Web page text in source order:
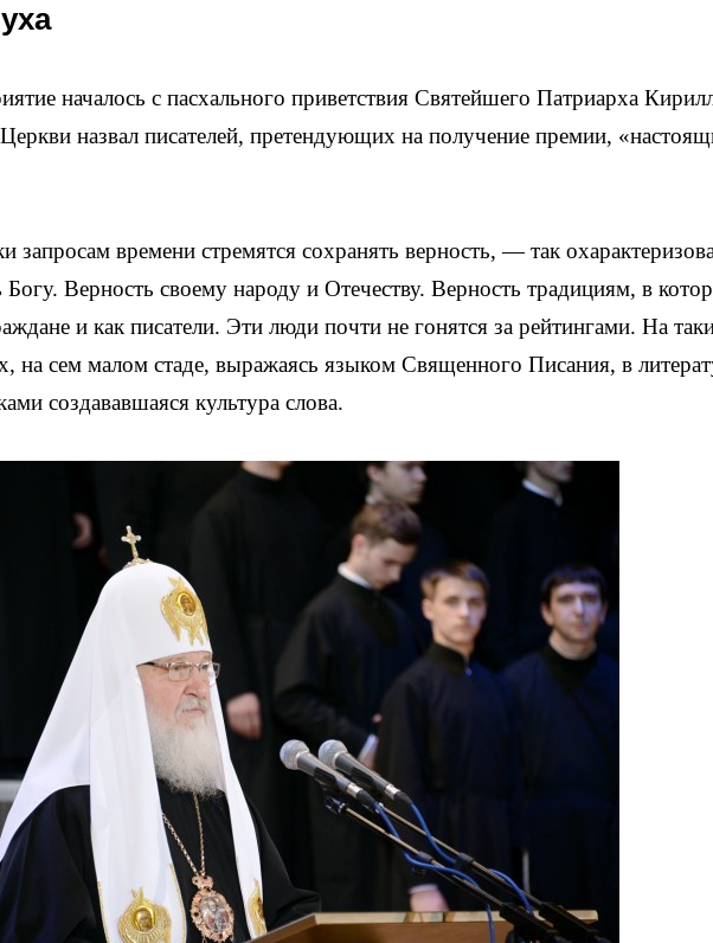
началось с пасхального приветствия Святейшего Патриарха
назвал писателей, претендующих на получение премии,
запросам времени стремятся сохранять верность, — так
Верность своему народу и Отечеству. Верность традициям, в
и как писатели. Эти люди почти не гонятся за рейтингами. На
на сем малом стаде, выражаясь языком Священного Писания, в
создававшаяся культура слова.